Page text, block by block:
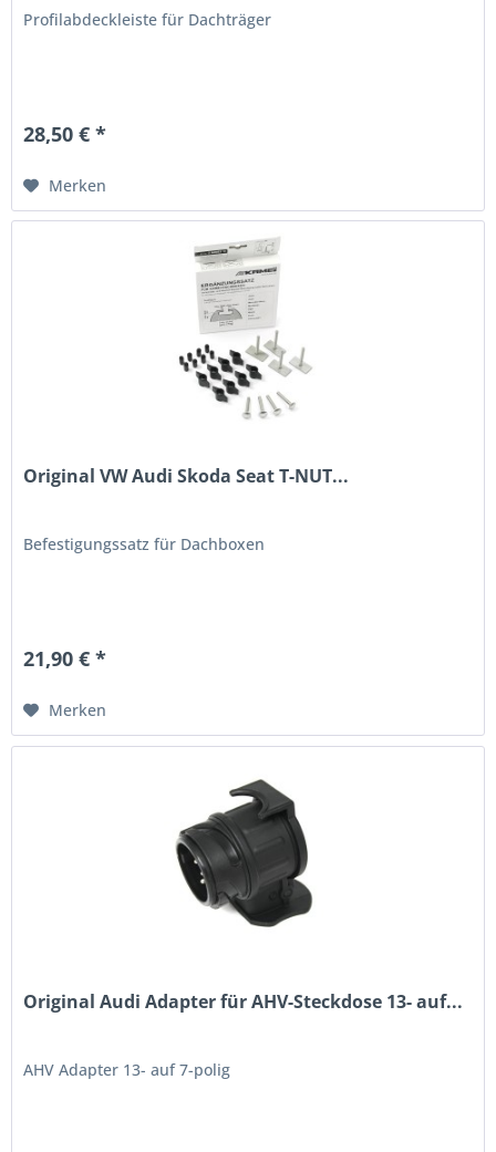
Profilabdeckleiste für Dachträger
28,50 € *
Merken
Original VW Audi Skoda Seat T-NUT...
Befestigungssatz für Dachboxen
21,90 € *
Merken
Original Audi Adapter für AHV-Steckdose 13- auf...
AHV Adapter 13- auf 7-polig